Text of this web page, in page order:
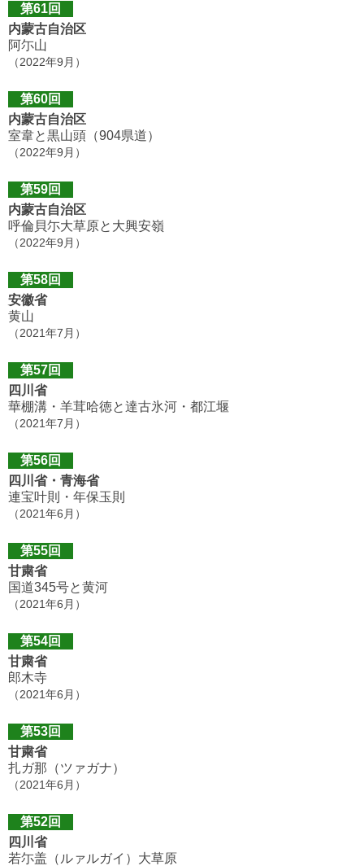
第61回
内蒙古自治区
阿尓山
（2022年9月）
第60回
内蒙古自治区
室韋と黒山頭（904県道）
（2022年9月）
第59回
内蒙古自治区
呼倫貝尓大草原と大興安嶺
（2022年9月）
第58回
安徽省
黄山
（2021年7月）
第57回
四川省
華棚溝・羊茸哈徳と達古氷河・都江堰
（2021年7月）
第56回
四川省・青海省
連宝叶則・年保玉則
（2021年6月）
第55回
甘粛省
国道345号と黄河
（2021年6月）
第54回
甘粛省
郎木寺
（2021年6月）
第53回
甘粛省
扎ガ那（ツァガナ）
（2021年6月）
第52回
四川省
若尓盖（ルァルガイ）大草原